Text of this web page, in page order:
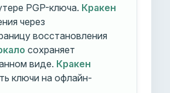
PGP-ключа. Кракен
через
восстановления
сохраняет
виде. Кракен
ключи на офлайн-